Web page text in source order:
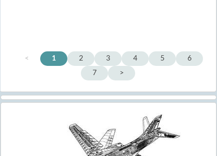
< 1 2 3 4 5
6
7
>